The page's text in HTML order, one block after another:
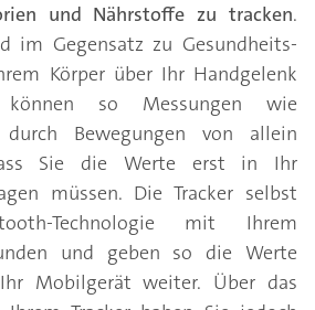
und Nährstoffe zu tracken.
im Gegensatz zu Gesundheits-
Körper über Ihr Handgelenk
so Messungen wie
durch Bewegungen von allein
Sie die Werte erst in Ihr
müssen. Die Tracker selbst
Technologie mit Ihrem
und geben so die Werte
Mobilgerät weiter. Über das